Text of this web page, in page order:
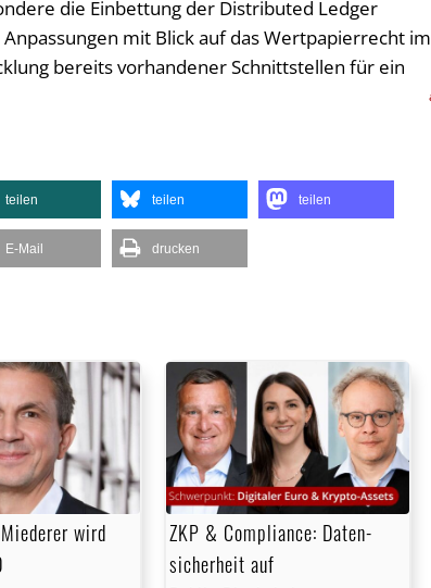
die Einbettung der Distributed Ledger
mit Blick auf das Wertpapierrecht im
bereits vorhandener Schnittstellen für ein
teilen teilen teilen
E-Mail drucken
wird
ZKP & Compliance: Daten­
sicher­heit auf